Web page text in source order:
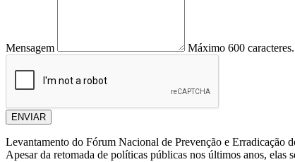
Mensagem Máximo 600 caracteres.
ENVIAR
Levantamento do Fórum Nacional de Prevenção e Erradicação
Apesar da retomada de políticas públicas nos últimos anos,